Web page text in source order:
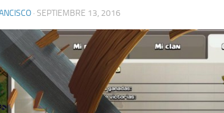
· SEPTIEMBRE 13, 2016